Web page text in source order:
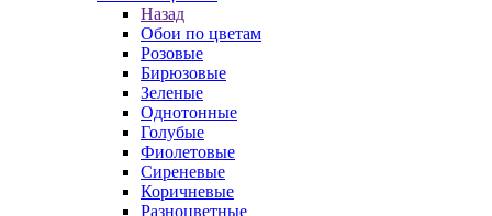
Назад
Обои по цветам
Розовые
Бирюзовые
Зеленые
Однотонные
Голубые
Фиолетовые
Сиреневые
Коричневые
Разноцветные